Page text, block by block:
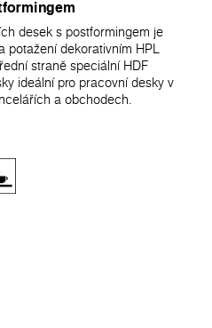
desek s postformingem je
potažení dekorativním HPL
straně speciální HDF
ideální pro pracovní desky v
a obchodech.